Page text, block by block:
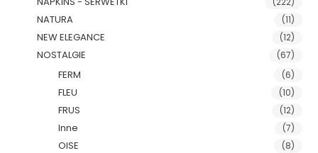
NATURA (11)
NEW ELEGANCE (12)
NOSTALGIE (67)
FERM (6)
FLEU (10)
FRUS (12)
Inne (7)
OISE (8)